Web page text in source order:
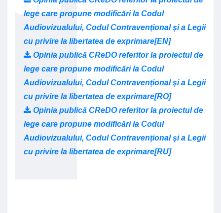
lege care propune modificări la Codul
Audiovizualului, Codul Contravențional și a Legii
cu privire la libertatea de exprimare[EN]
Opinia publică CReDO referitor la proiectul de
lege care propune modificări la Codul
Audiovizualului, Codul Contravențional și a Legii
cu privire la libertatea de exprimare[RO]
Opinia publică CReDO referitor la proiectul de
lege care propune modificări la Codul
Audiovizualului, Codul Contravențional și a Legii
cu privire la libertatea de exprimare[RU]